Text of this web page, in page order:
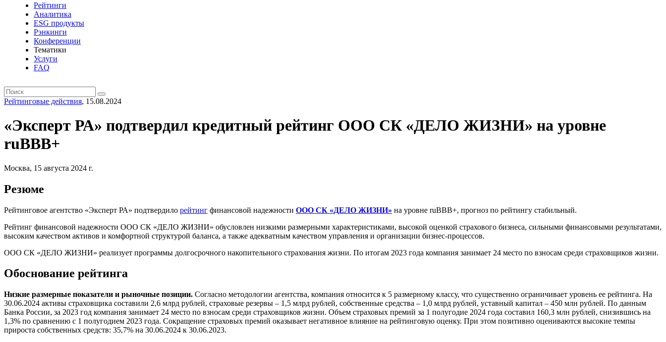
Рейтинги
Аналитика
ESG продукты
Рэнкинги
Конференции
Тематики
Услуги
FAQ
Рейтинговые действия, 15.08.2024
«Эксперт РА» подтвердил кредитный рейтинг ООО СК «ДЕЛО ЖИЗНИ» на уровне
ruBBB+
Москва, 15 августа 2024 г.
Резюме
Рейтинговое агентство «Эксперт РА» подтвердило рейтинг финансовой надежности ООО СК «ДЕЛО ЖИЗНИ» на уровне ruBBB+, прогноз по рейтингу стабильный.
Рейтинг финансовой надежности ООО СК «ДЕЛО ЖИЗНИ» обусловлен низкими размерными характеристиками, высокой оценкой страхового бизнеса, сильными финансовыми результатами,
высоким качеством активов и комфортной структурой баланса, а также адекватным качеством управления и организации бизнес-процессов.
ООО СК «ДЕЛО ЖИЗНИ» реализует программы долгосрочного накопительного страхования жизни. По итогам 2023 года компания занимает 24 место по взносам среди страховщиков жизни.
Обоснование рейтинга
Низкие размерные показатели и рыночные позиции. Согласно методологии агентства, компания относится к 5 размерному классу, что существенно ограничивает уровень ее рейтинга. На
30.06.2024 активы страховщика составили 2,6 млрд рублей, страховые резервы – 1,5 млрд рублей, собственные средства – 1,0 млрд рублей, уставный капитал – 450 млн рублей. По данным
Банка России, за 2023 год компания занимает 24 место по взносам среди страховщиков жизни. Объем страховых премий за 1 полугодие 2024 года составил 160,3 млн рублей, снизившись на
1,3% по сравнению с 1 полугодием 2023 года. Сокращение страховых премий оказывает негативное влияние на рейтинговую оценку. При этом позитивно оцениваются высокие темпы
прироста собственных средств: 35,7% на 30.06.2024 к 30.06.2023.